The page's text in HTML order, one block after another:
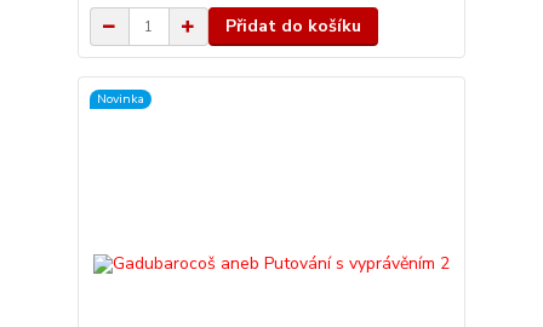
Přidat do košíku
Novinka